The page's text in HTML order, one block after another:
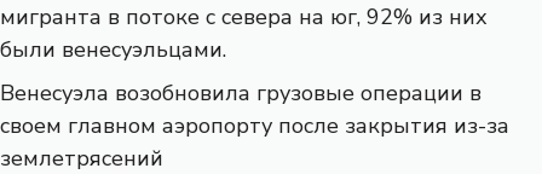
мигранта в потоке с севера на юг, 92% из них
были венесуэльцами.
Венесуэла возобновила грузовые операции в
своем главном аэропорту после закрытия из-за
землетрясений